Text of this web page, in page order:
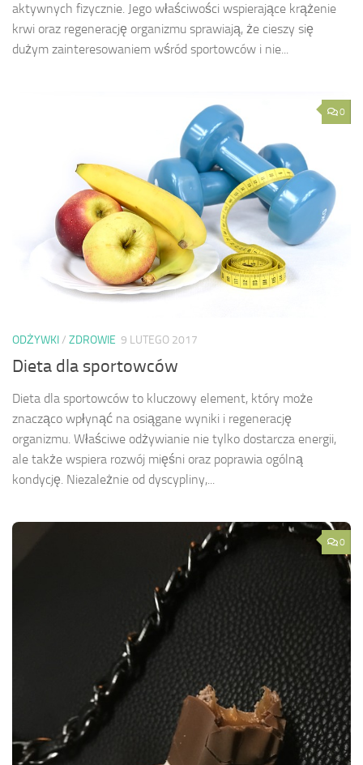
aktywnych fizycznie. Jego właściwości wspierające krążenie
krwi oraz regenerację organizmu sprawiają, że cieszy się
dużym zainteresowaniem wśród sportowców i nie...
0
ODŻYWKI/ ZDROWIE 9 LUTEGO 2017
Dieta dla sportowców
Dieta dla sportowców to kluczowy element, który może
znacząco wpłynąć na osiągane wyniki i regenerację
organizmu. Właściwe odżywianie nie tylko dostarcza energii,
ale także wspiera rozwój mięśni oraz poprawia ogólną
kondycję. Niezależnie od dyscypliny,...
0